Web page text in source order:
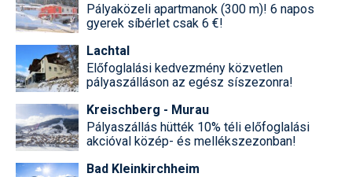
Pályaközeli apartmanok (300 m)! 6 napos
gyerek síbérlet csak 6 €!
Lachtal
Előfoglalási kedvezmény közvetlen
pályaszálláson az egész síszezonra!
Kreischberg - Murau
Pályaszállás hütték 10% téli előfoglalási
akcióval közép- és mellékszezonban!
Bad Kleinkirchheim